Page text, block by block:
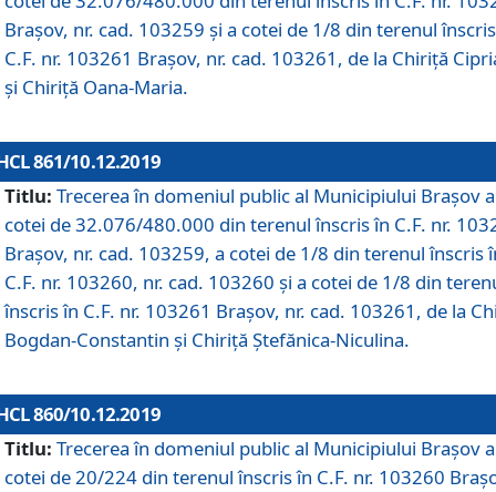
Brașov, nr. cad. 103259 și a cotei de 1/8 din terenul
C.F. nr. 103261 Brașov, nr. cad. 103261, de la Chiriță
și Chiriță Oana-Maria.
861/10.12.2019
Titlu: Trecerea în domeniul public al Municipiului Braşov a
cotei de 32.076/480.000 din terenul înscris în C.F. nr.
Brașov, nr. cad. 103259, a cotei de 1/8 din terenul înscris
C.F. nr. 103260, nr. cad. 103260 și a cotei de 1/8 din
înscris în C.F. nr. 103261 Brașov, nr. cad. 103261, de la
Bogdan-Constantin și Chiriță Ștefănica-Niculina.
860/10.12.2019
Titlu: Trecerea în domeniul public al Municipiului Braşov a
cotei de 20/224 din terenul înscris în C.F. nr. 103260